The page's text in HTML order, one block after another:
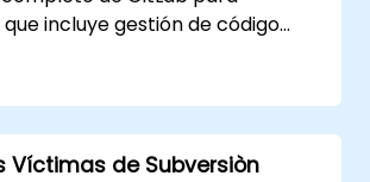
que incluye gestión de código
y monitoreo. Es el
para organizaciones que
con todas las funciones de
de un servicio SaaS ni
Víctimas de Subversiòn